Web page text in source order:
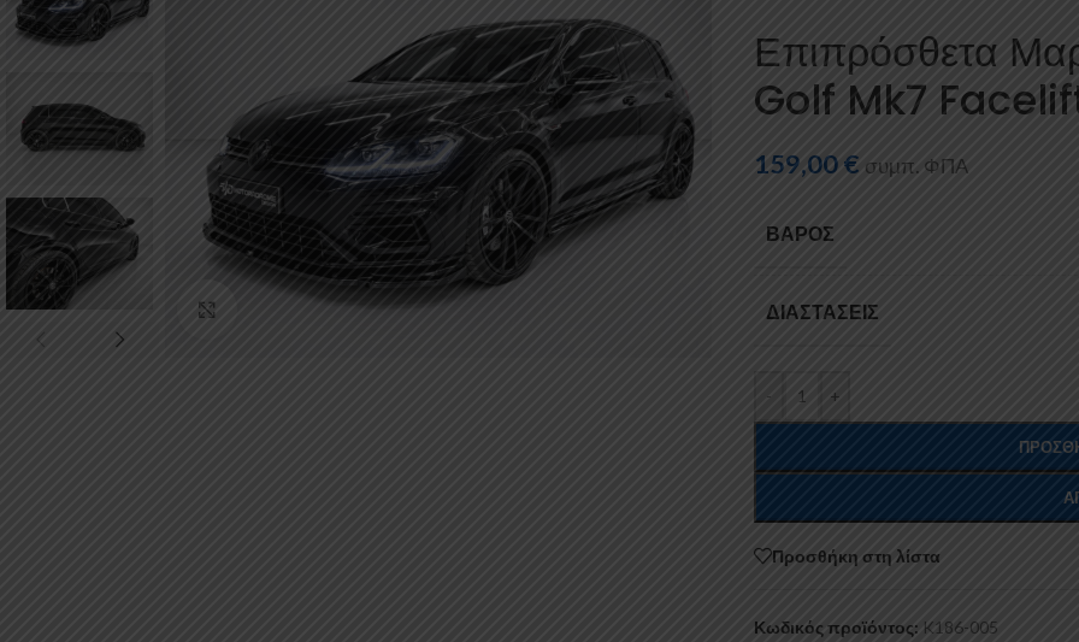
Κάντε κλικ για μεγέθυνση
Επιπρόσθετα
Golf Mk7
159,00€ συμπ. ΦΠΑ
ΒΆΡΟΣ
ΔΙΑΣΤΆΣΕΙΣ
- +
Προσθήκη στη λίστα
Κωδικός προϊόντος: K186-005